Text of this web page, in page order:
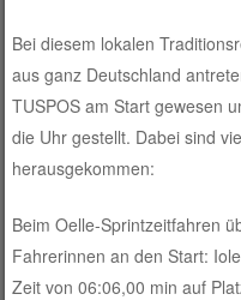
Bei diesem lokalen
aus ganz Deutschland
TUSPOS am Start gewesen
die Uhr gestellt. Dabei sind
herausgekommen:
Beim Oelle-Sprintzeitfahren
Fahrerinnen an den Start:
Zeit von 06:06,00 min auf